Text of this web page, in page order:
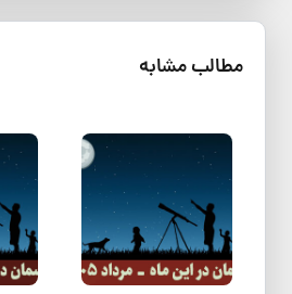
مطالب مشابه